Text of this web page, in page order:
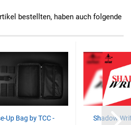
bestellten, haben auch folgende
Up Bag by TCC -
Shadow